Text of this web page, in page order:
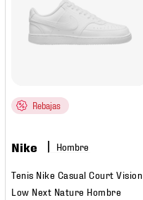
Rebajas
Nike Hombre
Tenis Nike Casual Court Vision
Low Next Nature Hombre
mochilas
chivas